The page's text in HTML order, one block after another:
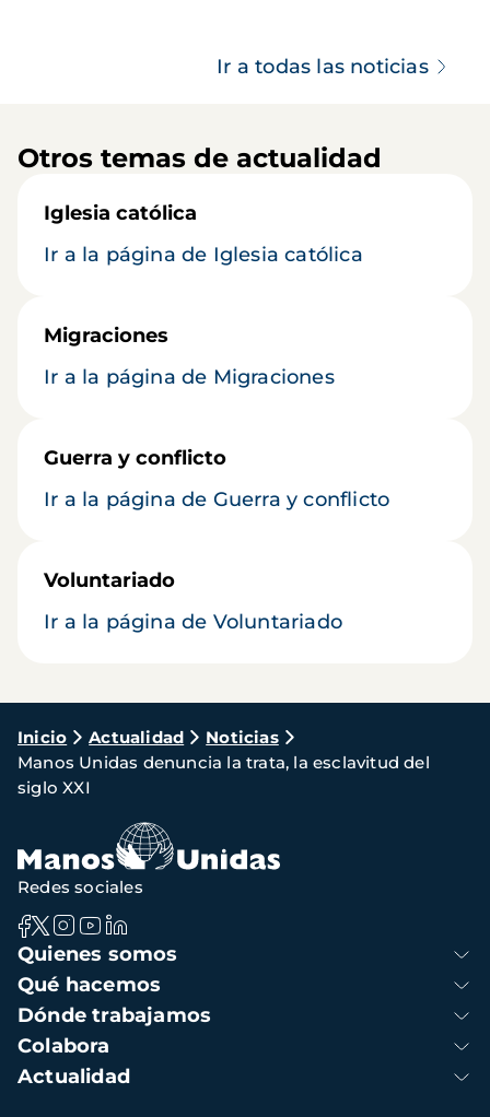
Ir a todas las noticias
Otros temas de actualidad
Iglesia católica
Ir a la página de Iglesia católica
Migraciones
Ir a la página de Migraciones
Guerra y conflicto
Ir a la página de Guerra y conflicto
Voluntariado
Ir a la página de Voluntariado
Ruta
de
navegación
Inicio Actualidad
Noticias
Manos Unidas denuncia la trata, la esclavitud del
siglo XXI
Navegación
principal
Quienes somos
Qué hacemos
Dónde trabajamos
Colabora
Actualidad
Redes sociales